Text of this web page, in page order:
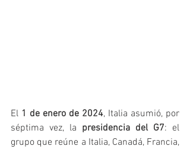
El 1 de enero de 2024, Italia asumió, por
séptima vez, la presidencia del G7: el
grupo que reúne a Italia, Canadá, Francia,